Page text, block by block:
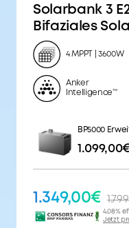
Solarbank 3
Bifaziales
4 MPPT | 3600W
Anker
Intelligence™
BP5000
1.349,00€
4.08%
Jetzt